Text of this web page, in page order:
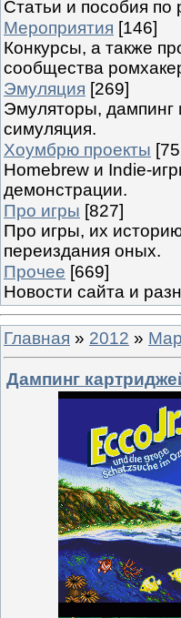
Статьи и пособия по
Мероприятия [146]
Конкурсы, а также
сообщества
Эмуляция [269]
Эмуляторы, дампинг
симуляция.
Хоумбрю проекты
Homebrew и Indie-
демонстрации.
Про игры [827]
Про игры, их
переиздания оных.
Прочее [669]
Новости сайта и
Главная » 2012 »
Дампинг